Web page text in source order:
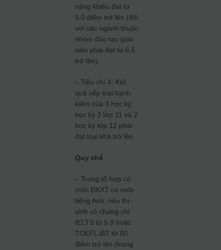
năng khiếu đạt từ
5,0 điểm trở lên (đối
với các ngành thuộc
nhóm đào tạo giáo
viên phải đạt từ 6,5
trở lên).
– Tiêu chí 4: Kết
quả xếp loại hạnh
kiểm của 3 học kỳ:
học kỳ 2 lớp 11 và 2
học kỳ lớp 12 phải
đạt loại khá trở lên
Quy chế
– Trong tổ hợp có
môn ĐKXT có môn
tiếng Anh, nếu thí
sinh có chứng chỉ
IELTS từ 5.0 hoặc
TOEFL iBT từ 60
điểm trở lên (trong